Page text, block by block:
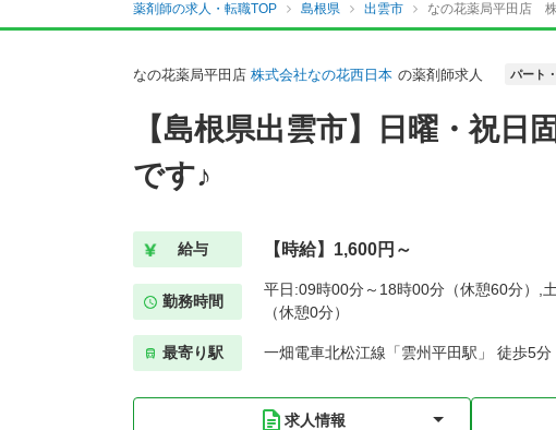
薬剤師の求人・転職TOP 島根県 出雲市 なの花薬局平田店
なの花薬局平田店 株式会社なの花西日本 の薬剤師求人 パート
【島根県出雲市】日曜・祝
です♪
給与 【時給】1,600円～
勤務時間
平日:09時00分～18時00分（休憩60分）,
（休憩0分）
最寄り駅 一畑電車北松江線「雲州平田駅」 徒歩5分
求人情報